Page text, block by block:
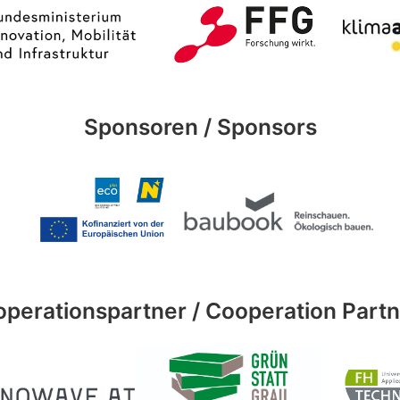
Sponsoren / Sponsors
/ Cooperation